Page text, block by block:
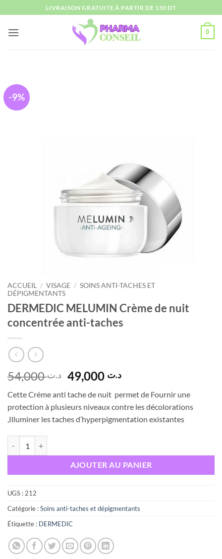
au
contenu
LIVRAISON GRATUITE À PARTIR DE 150 DT
0
-9%
ACCUEIL / VISAGE / SOINS ANTI-TACHES ET
DÉPIGMENTANTS
DERMEDIC MELUMIN Crème de nuit
concentrée anti-taches
د.ت54,000
Le
prix
initial
était :
د.ت 54,000.
د.تLe
actuel
est :
د.ت 49,000.
Cette Créme anti tache de nuit permet de Fournir une
protection à plusieurs niveaux contre les décolorations
,Illuminer les taches d’hyperpigmentation existantes
AJOUTER AU PANIER
UGS : 212
Catégorie :Soins anti-taches et dépigmentants
Étiquette : DERMEDIC